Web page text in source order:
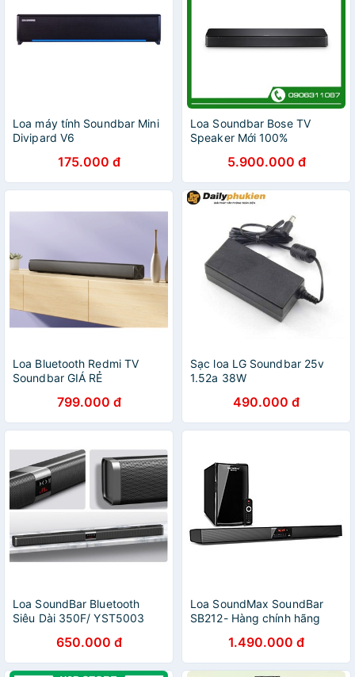
Loa máy tính Soundbar Mini
Divipard V6
175.000 đ
Loa Soundbar Bose TV
Speaker Mới 100%
5.900.000 đ
Loa Bluetooth Redmi TV
Soundbar GIÁ RẺ
799.000 đ
Sạc loa LG Soundbar 25v
1.52a 38W
490.000 đ
Loa SoundBar Bluetooth
Siêu Dài 350F/ YST5003
650.000 đ
Loa SoundMax SoundBar
SB212- Hàng chính hãng
1.490.000 đ